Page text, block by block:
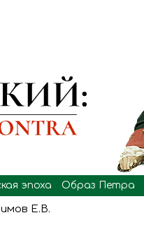
эпоха Образ Петра
Е.В.